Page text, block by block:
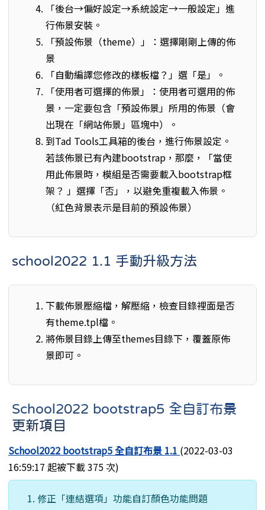
「後台→偏好設定→系統設定→一般設定」進
行佈景安裝。
「預設佈景（theme）」：選擇剛剛上傳的佈
景
「自動編譯您修改的樣板檔？」選「是」。
「使用者可選擇的佈景」：使用者可選用的佈
景，一定要包含「預設佈景」所用的佈景（會
出現在「網站佈景」區塊中）。
到Tad Tools工具箱的後台，進行佈景設定。
若該佈景已有內建bootstrap，那麼，「當使
用此佈景時，模組是否需要載入bootstrap框
架？ 」選擇「否」，以避免重複載入佈景。
（紅色背景表示是目前的預設佈景）
school2022 1.1 手動升級方法
下載佈景壓縮檔，解壓縮，檢查目錄裡面是否
有theme.tpl檔。
將佈景目錄上傳至themes目錄下，覆蓋原佈
景即可。
School2022 bootstrap5 全自訂布景
更新項目
School2022 bootstrap5 全自訂布景 1.1 (2022-03-03
16:59:17 起被下載 375 次)
修正「連結選項」功能自訂顏色功能問題